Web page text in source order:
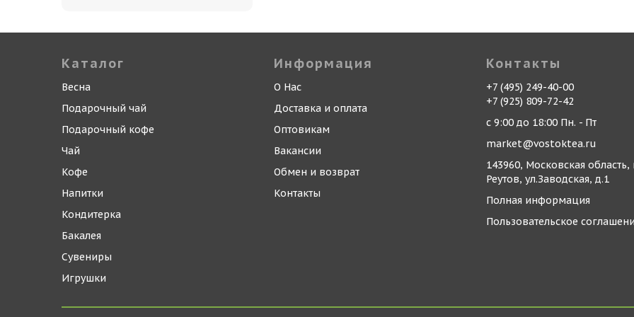
Каталог
Весна
Подарочный чай
Подарочный кофе
Чай
Кофе
Напитки
Кондитерка
Бакалея
Сувениры
Игрушки
Информация
О Нас
Доставка и оплата
Оптовикам
Вакансии
Обмен и возврат
Контакты
Контакты
+7 (495) 249-40-00
+7 (925) 809-72-42
с 9:00 до 18:00 Пн. - Пт
market@vostoktea.ru
143960, Московская область,
Реутов, ул.Заводская, д.1
Полная информация
Пользовательское